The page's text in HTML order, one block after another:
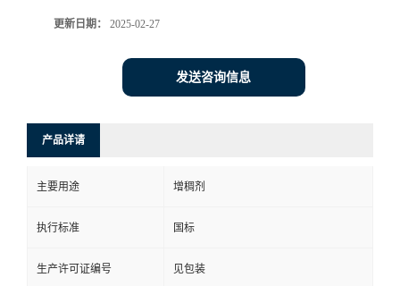
更新日期： 2025-02-27
发送咨询信息
产品详请
主要用途 增稠剂
执行标准 国标
生产许可证编号 见包装